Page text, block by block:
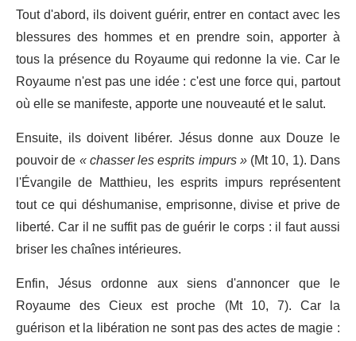
Tout d'abord, ils doivent guérir, entrer en contact avec les
blessures des hommes et en prendre soin, apporter à
tous la présence du Royaume qui redonne la vie. Car le
Royaume n'est pas une idée : c'est une force qui, partout
où elle se manifeste, apporte une nouveauté et le salut.
Ensuite, ils doivent libérer. Jésus donne aux Douze le
pouvoir de« chasser les esprits impurs »(Mt 10, 1). Dans
l'Évangile de Matthieu, les esprits impurs représentent
tout ce qui déshumanise, emprisonne, divise et prive de
liberté. Car il ne suffit pas de guérir le corps : il faut aussi
briser les chaînes intérieures.
Enfin, Jésus ordonne aux siens d'annoncer que le
Royaume des Cieux est proche (Mt 10, 7). Car la
guérison et la libération ne sont pas des actes de magie :